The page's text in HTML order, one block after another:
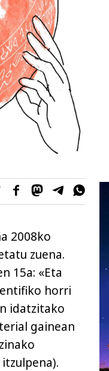
2008ko
zuena.
15a: «Eta
horri
idatzitako
gainean